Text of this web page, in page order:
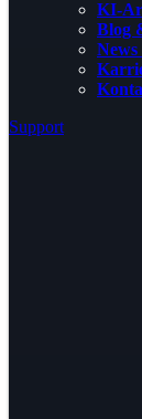
KI-
Blog
Support